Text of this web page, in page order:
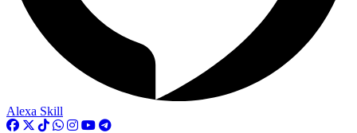
Alexa Skill